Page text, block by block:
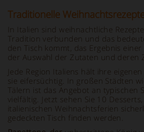
Traditionelle
In Italien sind weihnachtliche
Tradition verbunden und das
den Tisch kommt, das Ergebnis
der Auswahl der Zutaten und deren
Jede Region Italiens hält ihre
sie eifersüchtig. In großen Städten
Tälern ist das Angebot an typischen
vielfältig. Jetzt sehen Sie 10
italienischen Weihnachtsferien
gedeckten Tisch finden werden.